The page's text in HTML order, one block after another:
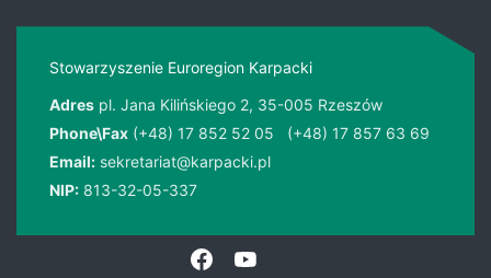
Stowarzyszenie Euroregion Karpacki
Adres pl. Jana Kilińskiego 2, 35-005 Rzeszów
Phone\Fax (+48) 17 852 52 05
(+48) 17 857 63 69
Email: sekretariat@karpacki.pl
NIP: 813-32-05-337